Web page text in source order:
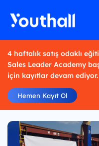
4 haftalık satış odaklı
Sales Leader Academy
için kayıtlar devam ediyor.
Hemen Kayıt Ol